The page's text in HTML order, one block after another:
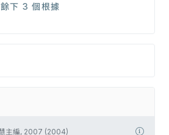
下 3 個根據
主編, 2007 (2004)